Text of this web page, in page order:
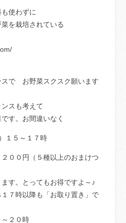
使わずに
を栽培されている
スで お野菜スクスク願います
スも考えて
す。お間違いなく
１５～１７時
２００円（５種以上のおまけつ
す。とってもお得ですよ～♪
１７時以降も「お取り置き」で
２０時